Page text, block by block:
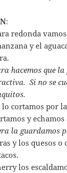
:
redonda
y el
hacemos que
Si no se
lo cortamos por
y echamos
la guardamos
y los quesos o
los